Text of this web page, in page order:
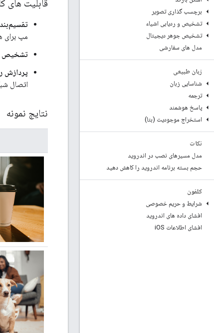
برچسب گذاری تصویر
تشخیص و ردیابی اشیاء
تشخیص جوهر دیجیتال
مدل های سفارشی
زبان طبیعی
شناسایی زبان
ترجمه
پاسخ هوشمند
استخراج موجودیت (بتا)
نکات
مدل مسیرهای نصب در اندروید
حجم بسته برنامه اندروید را کاهش دهید
کلفون
شرایط و حریم خصوصی
افشای داده های اندروید
افشای اطلاعات i OS
قابلیت های
مپ برای
تشخیص
پردازش
اتصال
نتایج نمونه